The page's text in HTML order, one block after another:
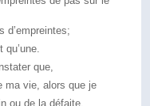
d’empreintes;
que,
ma vie, alors que je
ou de la défaite,